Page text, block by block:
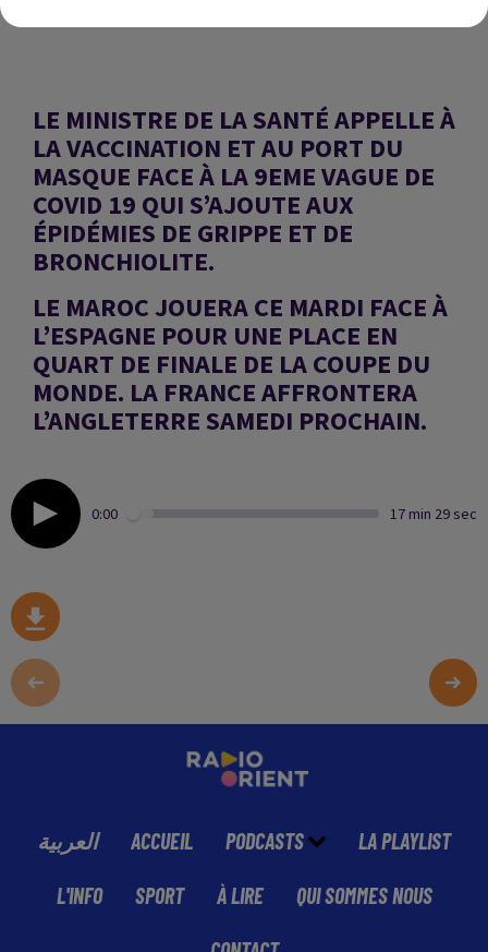
LE MINISTRE DE LA SANTÉ APPELLE À
LA VACCINATION ET AU PORT DU
MASQUE FACE À LA 9EME VAGUE DE
COVID 19 QUI S’AJOUTE AUX
ÉPIDÉMIES DE GRIPPE ET DE
BRONCHIOLITE.
LE MAROC JOUERA CE MARDI FACE À
L’ESPAGNE POUR UNE PLACE EN
QUART DE FINALE DE LA COUPE DU
MONDE. LA FRANCE AFFRONTERA
L’ANGLETERRESAMEDI PROCHAIN.
0:00 17 min 29 sec
العربية ACCUEIL PODCASTS LA PLAYLIST
L'INFO SPORT À LIRE QUI SOMMES NOUS